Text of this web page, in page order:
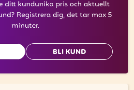
ditt kundunika pris och aktuellt
Registrera dig, det tar max 5
minuter.
BLI KUND